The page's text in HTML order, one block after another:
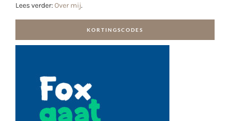
Lees verder:Over mij.
KORTINGSCODES